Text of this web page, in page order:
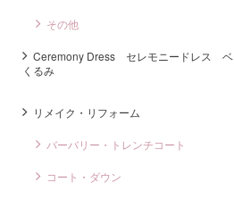
その他
Ceremony Dress セレモニードレス
くるみ
リメイク・リフォーム
バーバリー・トレンチコート
コート・ダウン